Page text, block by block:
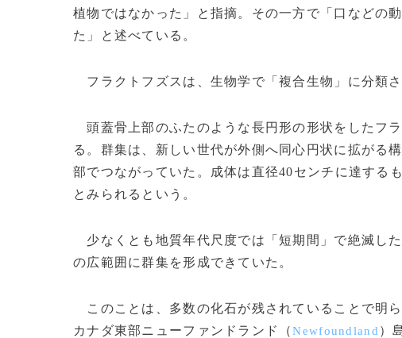
植物ではなかった」と指摘。その一方で「口などの
た」と述べている。
フラクトフズスは、生物学で「複合生物」に分類さ
頭蓋骨上部のふたのような長円形の形状をしたフ
る。群集は、新しい世代が外側へ同心円状に拡がる
部でつながっていた。成体は直径40センチに達する
とみられるという。
少なくとも地質年代尺度では「短期間」で絶滅し
の広範囲に群集を形成できていた。
このことは、多数の化石が残されていることで明
カナダ東部ニューファンドランド（Newfoundland ）